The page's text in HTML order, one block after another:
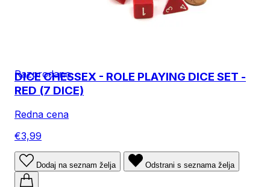
Razprodano
DICE CHESSEX - ROLE PLAYING DICE SET -
RED (7 DICE)
Redna cena
€3,99
Dodaj na seznam želja Odstrani s seznama želja